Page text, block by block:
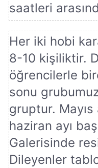
saatleri
Her iki hobi
8-10 kişiliktir.
öğrencilerle
sonu
gruptur. Mayıs
haziran ayı
Galerisinde
Dileyenler